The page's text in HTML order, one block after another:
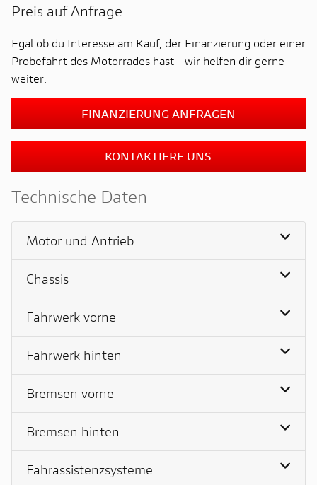
Technische Daten
Motor und Antrieb
Chassis
Fahrwerk vorne
Fahrwerk hinten
Bremsen vorne
Bremsen hinten
Fahrassistenzsysteme
Preis auf Anfrage
Egal ob du Interesse am Kauf, der Finanzierung oder einer
Probefahrt des Motorrades hast - wir helfen dir gerne
weiter:
FINANZIERUNG ANFRAGEN
KONTAKTIERE UNS